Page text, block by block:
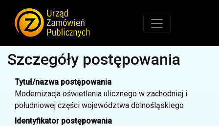
Szczegóły postępowania
Tytuł/nazwa postępowania
Modernizacja oświetlenia ulicznego w zachodniej i
południowej części województwa dolnośląskiego
Identyfikator postępowania